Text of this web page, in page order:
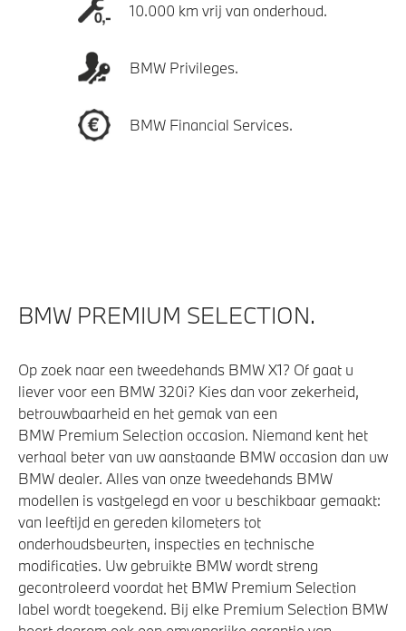
10.000 km vrij van onderhoud.
BMW Privileges.
BMW Financial Services.
BMW PREMIUM SELECTION.
Op zoek naar een tweedehands BMW X1? Of gaat u
liever voor een BMW 320i? Kies dan voor zekerheid,
betrouwbaarheid en het gemak van een
BMW Premium Selection occasion. Niemand kent het
verhaal beter van uw aanstaande BMW occasion dan uw
BMW dealer. Alles van onze tweedehands BMW
modellen is vastgelegd en voor u beschikbaar gemaakt:
van leeftijd en gereden kilometers tot
onderhoudsbeurten, inspecties en technische
modificaties. Uw gebruikte BMW wordt streng
gecontroleerd voordat het BMW Premium Selection
label wordt toegekend. Bij elke Premium Selection BMW